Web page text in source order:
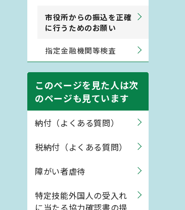
市役所からの振込を正確
に行うためのお願い
指定金融機関等検査
このページを見た人は次
のページも見ています
納付（よくある質問）
税納付（よくある質問）
障がい者虐待
特定技能外国人の受入れ
に当たる協力確認書の提